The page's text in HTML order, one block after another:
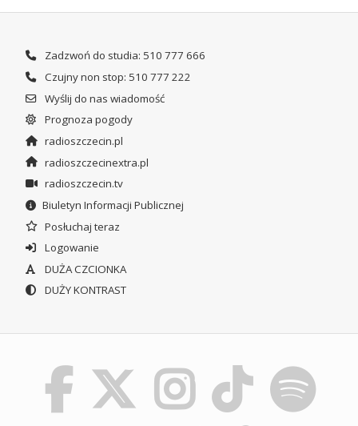
Zadzwoń do studia: 510 777 666
Czujny non stop: 510 777 222
Wyślij do nas wiadomość
Prognoza pogody
radioszczecin.pl
radioszczecinextra.pl
radioszczecin.tv
Biuletyn Informacji Publicznej
Posłuchaj teraz
Logowanie
DUŻA CZCIONKA
DUŻY KONTRAST